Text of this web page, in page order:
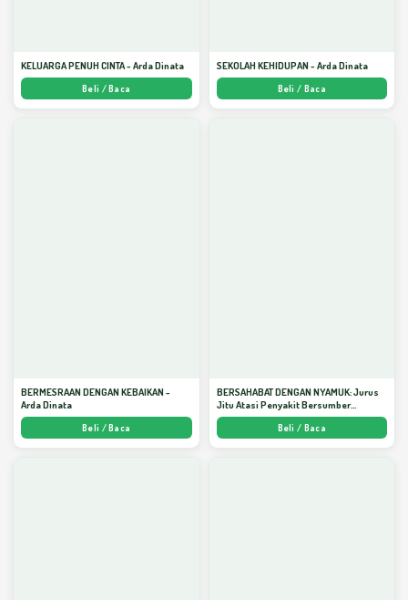
KELUARGA PENUH CINTA - Arda Dinata
Beli / Baca
SEKOLAH KEHIDUPAN - Arda Dinata
Beli / Baca
BERMESRAAN DENGAN KEBAIKAN -
Arda Dinata
Beli / Baca
BERSAHABAT DENGAN NYAMUK: Jurus
Jitu Atasi Penyakit Bersumber
Nyamuk - Arda Dinata
Beli / Baca